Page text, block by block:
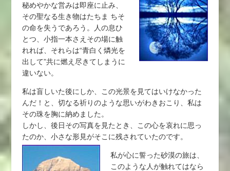
秘めやかな営みは即座に止み、
その聖なる生き物はたちま ちそ
の命を失うであろう。人の息ひ
とつ、小指一本さえその場に触
れれば、それらは“青白く燐光を
出して”共に燃え尽きてしまうに
違いない。
私は盲しいた後にしか、この光景を見てはいけなかった
んだ！と、切なる祈りのような思いがわきおこり、私は
その珠を胸に納めました。
しかし、後日その写真を見たとき、この心を哀れに思っ
たのか、小さな形見がそこに残されていたのです。
私が心に誓った砂漠の旅は、
このような人が触れてはなら